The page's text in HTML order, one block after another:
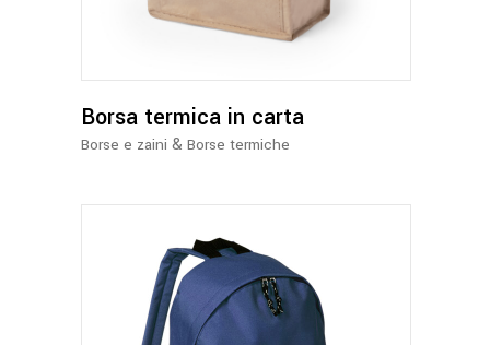
Borsa termica in carta
Borse e zaini & Borse termiche